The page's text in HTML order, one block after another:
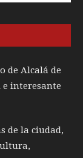
de Alcalá de
interesante
de la ciudad,